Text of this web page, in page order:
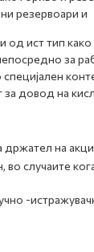
резервоари и
од ист тип
за
довод на
на
случаите
-